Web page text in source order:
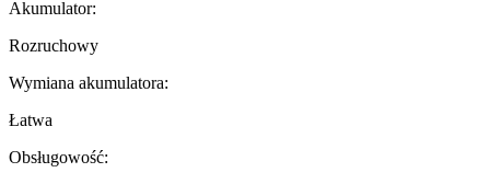
Akumulator:
Rozruchowy
Wymiana akumulatora:
Łatwa
Obsługowość: